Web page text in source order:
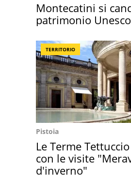
Montecatini si
patrimonio Unesco
TERRITORIO
Pistoia
Le Terme
con le visite
d'inverno"